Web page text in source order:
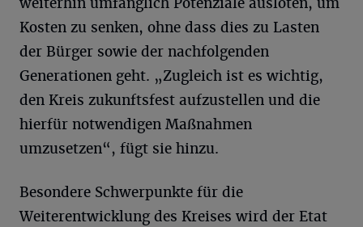
Kosten zu senken, ohne dass dies zu Lasten
der Bürger sowie der nachfolgenden
Generationen geht. „Zugleich ist es wichtig,
den Kreis zukunftsfest aufzustellen und die
hierfür notwendigen Maßnahmen
umzusetzen“, fügt sie hinzu.
Besondere Schwerpunkte für die
Weiterentwicklung des Kreises wird der Etat